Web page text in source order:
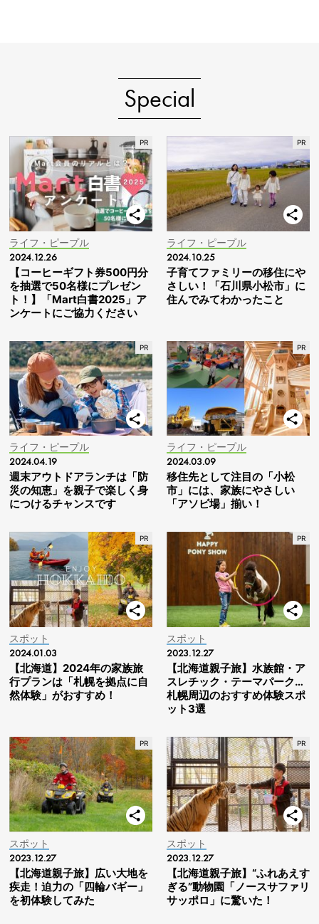
Special
ライフ・ピープル
2024.12.26
【コーヒーギフト券500円分
を抽選で50名様にプレゼン
ト！】「Mart白書2025」ア
ンケートにご協力ください
ライフ・ピープル
2024.10.25
子育てファミリーの移住にや
さしい！「石川県小松市」に
住んでみてわかったこと
ライフ・ピープル
2024.04.19
週末アウトドアランチは「防
災の知恵」を親子で楽しく身
につけるチャンスです
ライフ・ピープル
2024.03.09
移住先として注目の「小松
市」には、家族にやさしい
「アソビ場」揃い！
スポット
2024.01.03
【北海道】2024年の家族旅
行プランは「札幌を拠点に自
然体験」がおすすめ！
スポット
2023.12.27
【北海道親子旅】水族館・ア
スレチック・テーマパーク…
札幌周辺のおすすめ体験スポ
ット3選
スポット
2023.12.27
【北海道親子旅】広い大地を
疾走！迫力の「四輪バギー」
を初体験してみた
スポット
2023.12.27
【北海道親子旅】“ふれあえす
ぎる”動物園「ノースサファリ
サッポロ」に驚いた！